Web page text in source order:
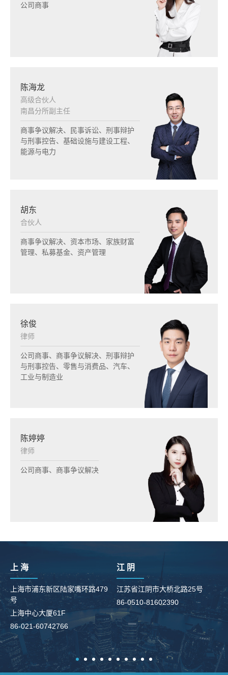
公司商事
陈海龙
高级合伙人
南昌分所副主任
商事争议解决、民事诉讼、刑事辩护
与刑事控告、基础设施与建设工程、
能源与电力
胡东
合伙人
商事争议解决、资本市场、家族财富
管理、私募基金、资产管理
徐俊
律师
公司商事、商事争议解决、刑事辩护
与刑事控告、零售与消费品、汽车、
工业与制造业
陈婷婷
律师
公司商事、商事争议解决
上 海
上海市浦东新区陆家嘴环路479
号
上海中心大厦61F
86-021-60742766
江 阴
江苏省江阴市大桥北路25号
86-0510-81602390